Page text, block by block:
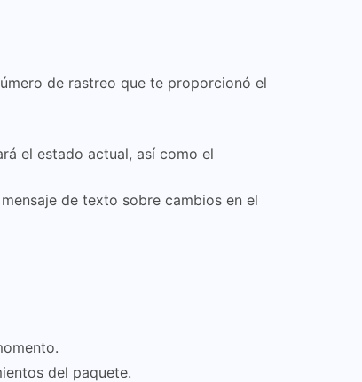
de rastreo que te proporcionó el
el estado actual, así como el
de texto sobre cambios en el
del paquete.